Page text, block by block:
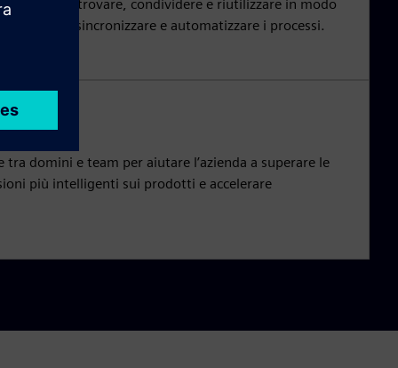
a trovare, condividere e riutilizzare in modo
nonché a sincronizzare e automatizzare i processi.
tra domini e team per aiutare l’azienda a superare le
più intelligenti sui prodotti e accelerare